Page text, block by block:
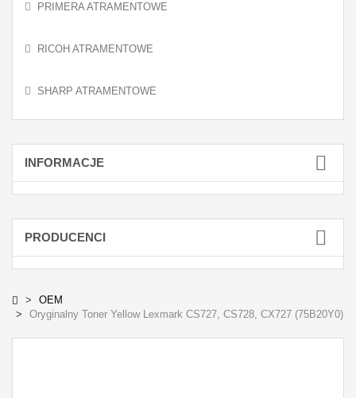
PRIMERA ATRAMENTOWE
RICOH ATRAMENTOWE
SHARP ATRAMENTOWE
INFORMACJE
PRODUCENCI
OEM
Oryginalny Toner Yellow Lexmark CS727, CS728, CX727 (75B20Y0)